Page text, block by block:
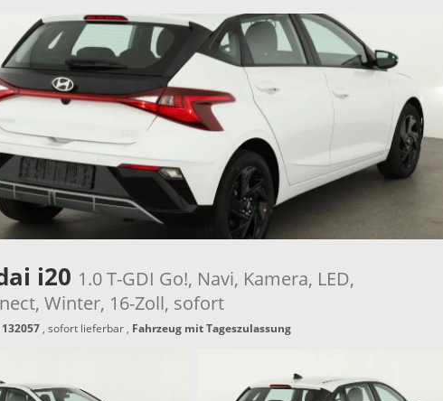
i20 1.0 T-GDI Go!, Navi, Kamera, LED,
Winter, 16-Zoll, sofort
132057, sofort lieferbar, Fahrzeug mit Tageszulassung